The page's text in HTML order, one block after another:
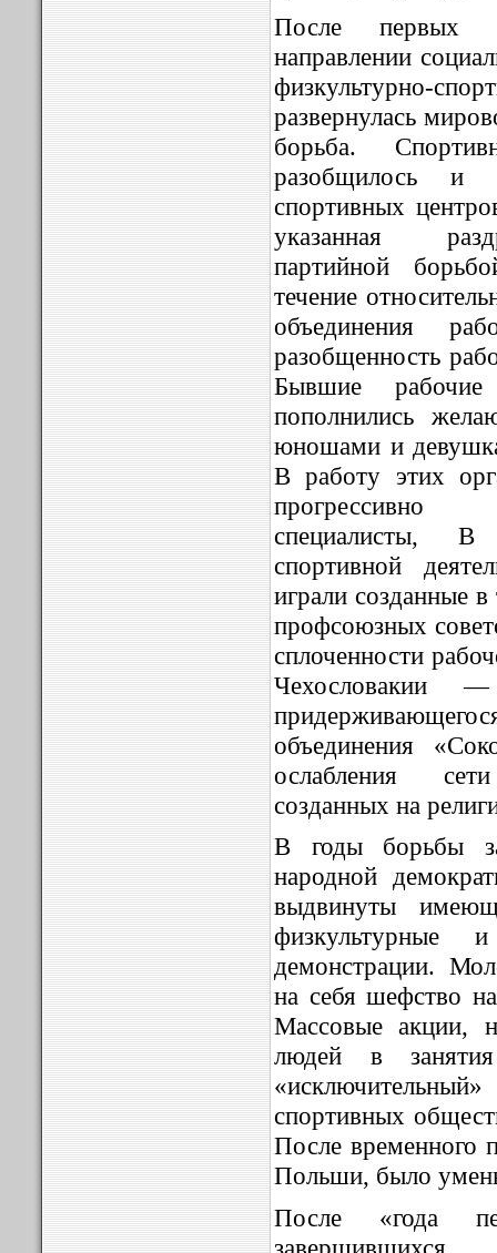
После первых
направлении
развернулась
борьба.
разобщилось и
спортивных
указанная
партийной
течение
объединения
разобщенность
Бывшие рабочие
пополнились
юношами и
В работу этих
прогрессивно
специалисты, В
спортивной
играли созданные
профсоюзных
сплоченности
Чехословакии
объединения
ослабления
созданных на
В годы борьбы
народной
выдвинуты
физкультурные
демонстрации.
на себя шефство
Массовые акции,
людей в
спортивных
После временного
Польши, было
После «года